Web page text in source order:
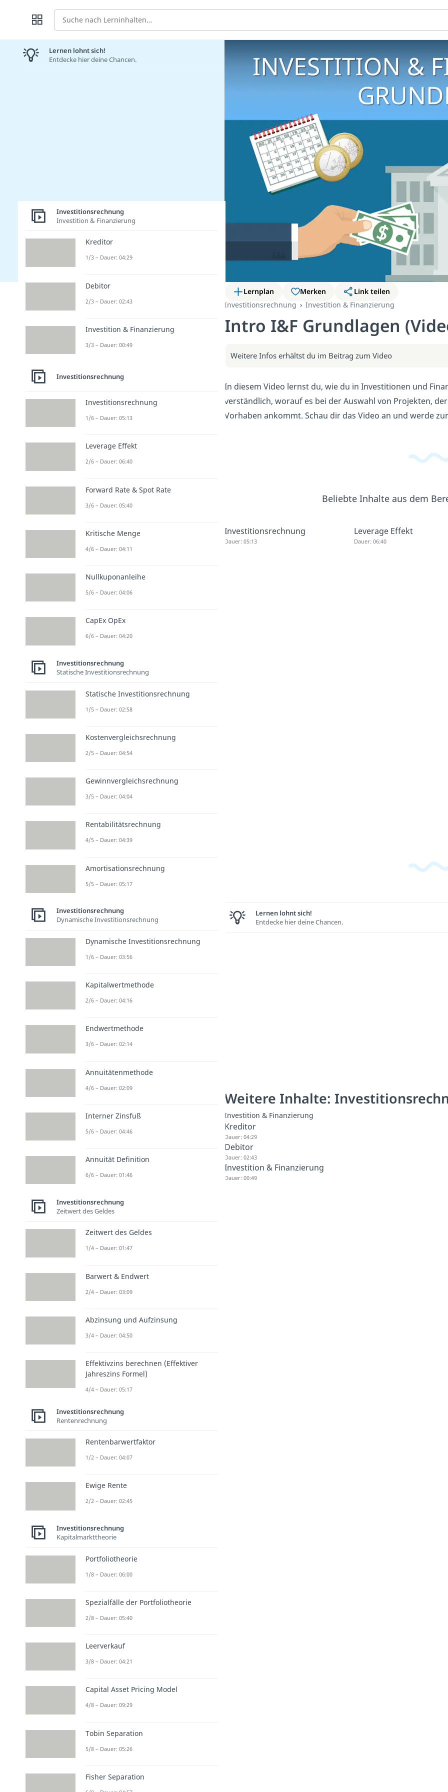
Suche
Lernplan Merken
Link teilen
Investitionsrechnung
Investition & Finanzierung
Intro I&F Grundlagen
Weitere Infos erhältst du im Beitrag zum Video
In diesem Video lernst du, wie du in Investitionen und
verständlich, worauf es bei der Auswahl von Projekten,
Vorhaben ankommt. Schau dir das Video an und werde
Beliebte Inhalte aus dem
Investitionsrechnung
Dauer: 05:13
Leverage Effekt
Dauer: 06:40
Lernen lohnt sich!
Entdecke hier deine Chancen.
Weitere Inhalte:
Investition & Finanzierung
Kreditor
Dauer: 04:29
Debitor
Dauer: 02:43
Investition & Finanzierung
Dauer: 00:49
Lernen lohnt sich!
Entdecke hier deine Chancen.
Investitionsrechnung
Investition & Finanzierung
Kreditor
1/3 – Dauer: 04:29
Debitor
2/3 – Dauer: 02:43
Investition & Finanzierung
3/3 – Dauer: 00:49
Investitionsrechnung
Investitionsrechnung
1/6 – Dauer: 05:13
Leverage Effekt
2/6 – Dauer: 06:40
Forward Rate & Spot Rate
3/6 – Dauer: 05:40
Kritische Menge
4/6 – Dauer: 04:11
Nullkuponanleihe
5/6 – Dauer: 04:06
CapEx OpEx
6/6 – Dauer: 04:20
Investitionsrechnung
Statische Investitionsrechnung
Statische Investitionsrechnung
1/5 – Dauer: 02:58
Kostenvergleichsrechnung
2/5 – Dauer: 04:54
Gewinnvergleichsrechnung
3/5 – Dauer: 04:04
Rentabilitätsrechnung
4/5 – Dauer: 04:39
Amortisationsrechnung
5/5 – Dauer: 05:17
Investitionsrechnung
Dynamische Investitionsrechnung
Dynamische Investitionsrechnung
1/6 – Dauer: 03:56
Kapitalwertmethode
2/6 – Dauer: 04:16
Endwertmethode
3/6 – Dauer: 02:14
Annuitätenmethode
4/6 – Dauer: 02:09
Interner Zinsfuß
5/6 – Dauer: 04:46
Annuität Definition
6/6 – Dauer: 01:46
Investitionsrechnung
Zeitwert des Geldes
Zeitwert des Geldes
1/4 – Dauer: 01:47
Barwert & Endwert
2/4 – Dauer: 03:09
Abzinsung und Aufzinsung
3/4 – Dauer: 04:50
Effektivzins berechnen (Effektiver
Jahreszins Formel)
4/4 – Dauer: 05:17
Investitionsrechnung
Rentenrechnung
Rentenbarwertfaktor
1/2 – Dauer: 04:07
Ewige Rente
2/2 – Dauer: 02:45
Investitionsrechnung
Kapitalmarkttheorie
Portfoliotheorie
1/8 – Dauer: 06:00
Spezialfälle der Portfoliotheorie
2/8 – Dauer: 05:40
Leerverkauf
3/8 – Dauer: 04:21
Capital Asset Pricing Model
4/8 – Dauer: 09:29
Tobin Separation
5/8 – Dauer: 05:26
Fisher Separation